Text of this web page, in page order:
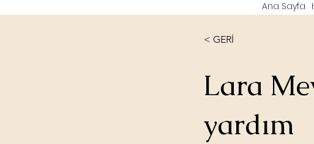
Ana Sayfa
< GERİ
Lara
yardım